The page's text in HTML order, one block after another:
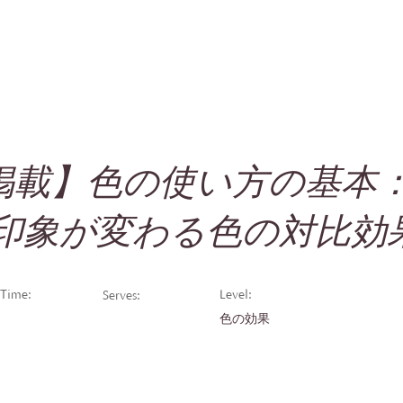
】色の使い方の基本
象が変わる色の対比効
Serves:
Level:
色の効果